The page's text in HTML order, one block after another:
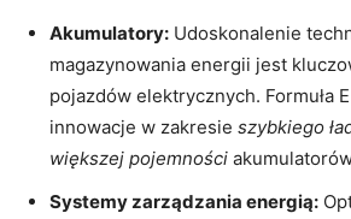
Akumulatory: Udoskonalenie
magazynowania energii jest
pojazdów elektrycznych. Formuła
innowacje w zakresie szybkiego
większej pojemności
Systemy zarządzania energią: